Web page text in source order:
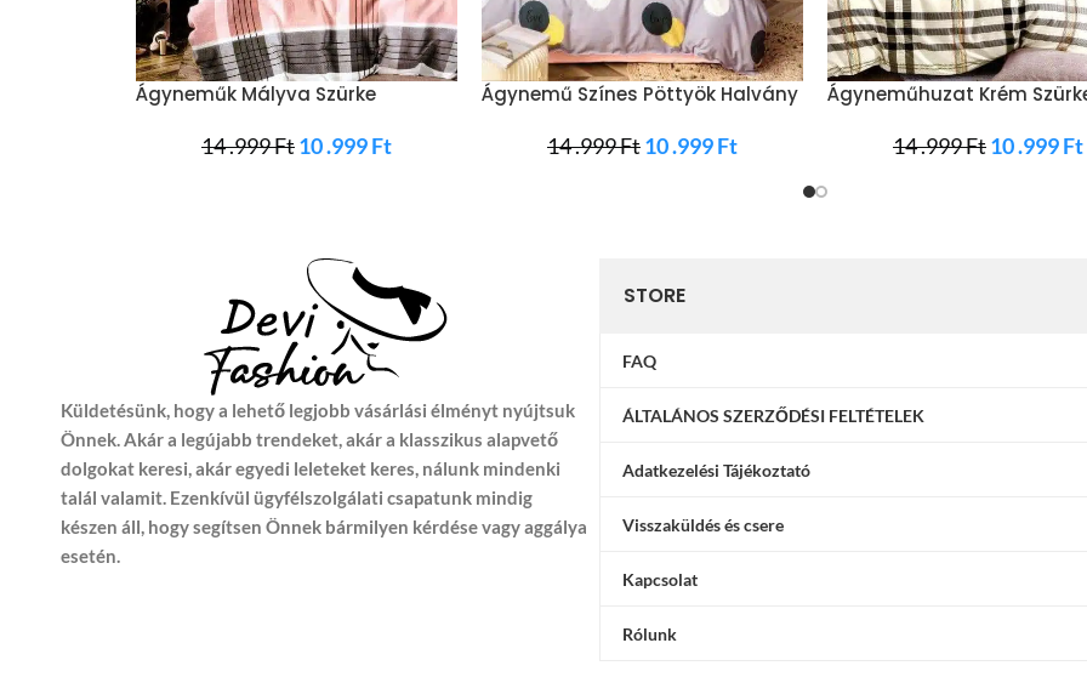
Ágyneműk Mályva Szürke
14 .999Ft10 .999Ft
Ágynemű Színes Pöttyök Halvány
14 .999Ft10 .999Ft
Ágyneműhuzat Krém
14 .999Ft10 .999Ft
Küldetésünk, hogy a lehető legjobb vásárlási élményt nyújtsuk
Önnek. Akár a legújabb trendeket, akár a klasszikus alapvető
dolgokat keresi, akár egyedi leleteket keres, nálunk mindenki
talál valamit. Ezenkívül ügyfélszolgálati csapatunk mindig
készen áll, hogy segítsen Önnek bármilyen kérdése vagy aggálya
esetén.
STORE
FAQ
ÁLTALÁNOS SZERZŐDÉSI FELTÉTELEK
Adatkezelési Tájékoztató
Visszaküldés és csere
Kapcsolat
Rólunk